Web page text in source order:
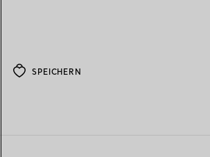
SPEICHERN